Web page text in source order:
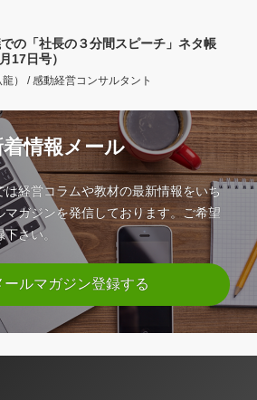
の「社長の３分間スピーチ」ネタ帳
17日号）
） / 感動経営コンサルタント
情報メール
は経営コラムや教材の最新情報をいち
ガジンを発信しております。ご希望
さい。
ールマガジン登録する